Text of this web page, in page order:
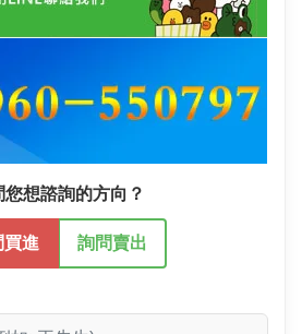
您想諮詢的方向？
買進 詢問賣出